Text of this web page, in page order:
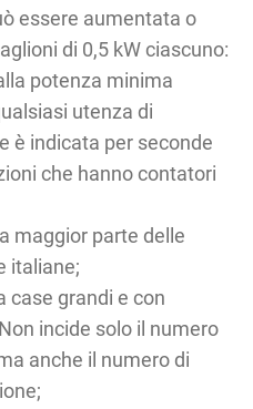
essere aumentata o
di 0,5 kW ciascuno:
potenza minima
utenza di
è indicata per seconde
che hanno contatori
maggior parte delle
italiane;
case grandi e con
incide solo il numero
anche il numero di